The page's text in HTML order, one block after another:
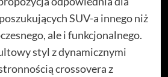
SUV-a innego niż
ale i funkcjonalnego.
styl z dynamicznymi
crossovera z